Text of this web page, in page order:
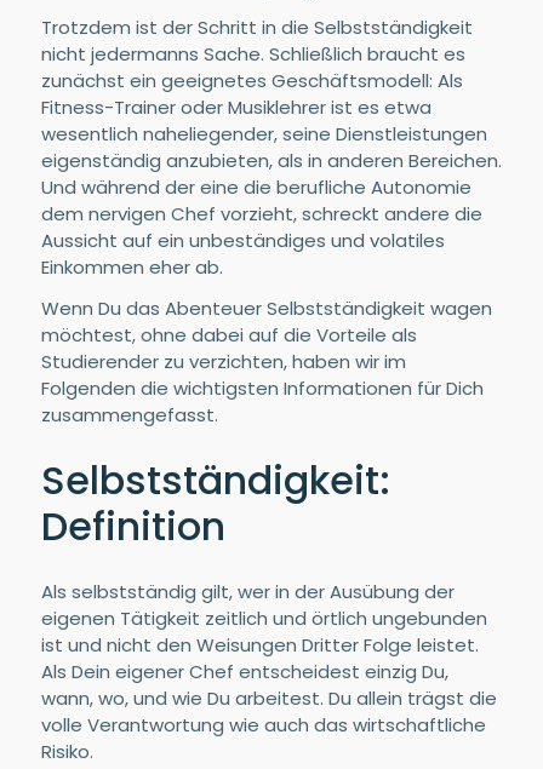
Trotzdem ist der Schritt in die Selbstständigkeit
nicht jedermanns Sache. Schließlich braucht es
zunächst ein geeignetes Geschäftsmodell: Als
Fitness-Trainer oder Musiklehrer ist es etwa
wesentlich naheliegender, seine Dienstleistungen
eigenständig anzubieten, als in anderen Bereichen.
Und während der eine die berufliche Autonomie
dem nervigen Chef vorzieht, schreckt andere die
Aussicht auf ein unbeständiges und volatiles
Einkommen eher ab.
Wenn Du das Abenteuer Selbstständigkeit wagen
möchtest, ohne dabei auf die Vorteile als
Studierender zu verzichten, haben wir im
Folgenden die wichtigsten Informationen für Dich
zusammengefasst.
Selbstständigkeit:
Definition
Als selbstständig gilt, wer in der Ausübung der
eigenen Tätigkeit zeitlich und örtlich ungebunden
ist und nicht den Weisungen Dritter Folge leistet.
Als Dein eigener Chef entscheidest einzig Du,
wann, wo, und wie Du arbeitest. Du allein trägst die
volle Verantwortung wie auch das wirtschaftliche
Risiko.